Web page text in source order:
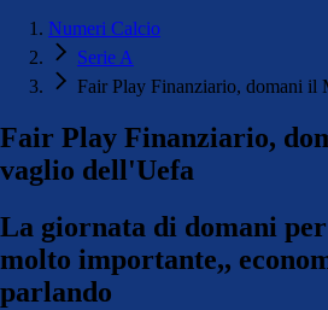
Numeri Calcio
Serie A
Fair Play Finanziario, domani il
Fair Play Finanziario,
vaglio dell'Uefa
La giornata di domani
molto importante,,
parlando